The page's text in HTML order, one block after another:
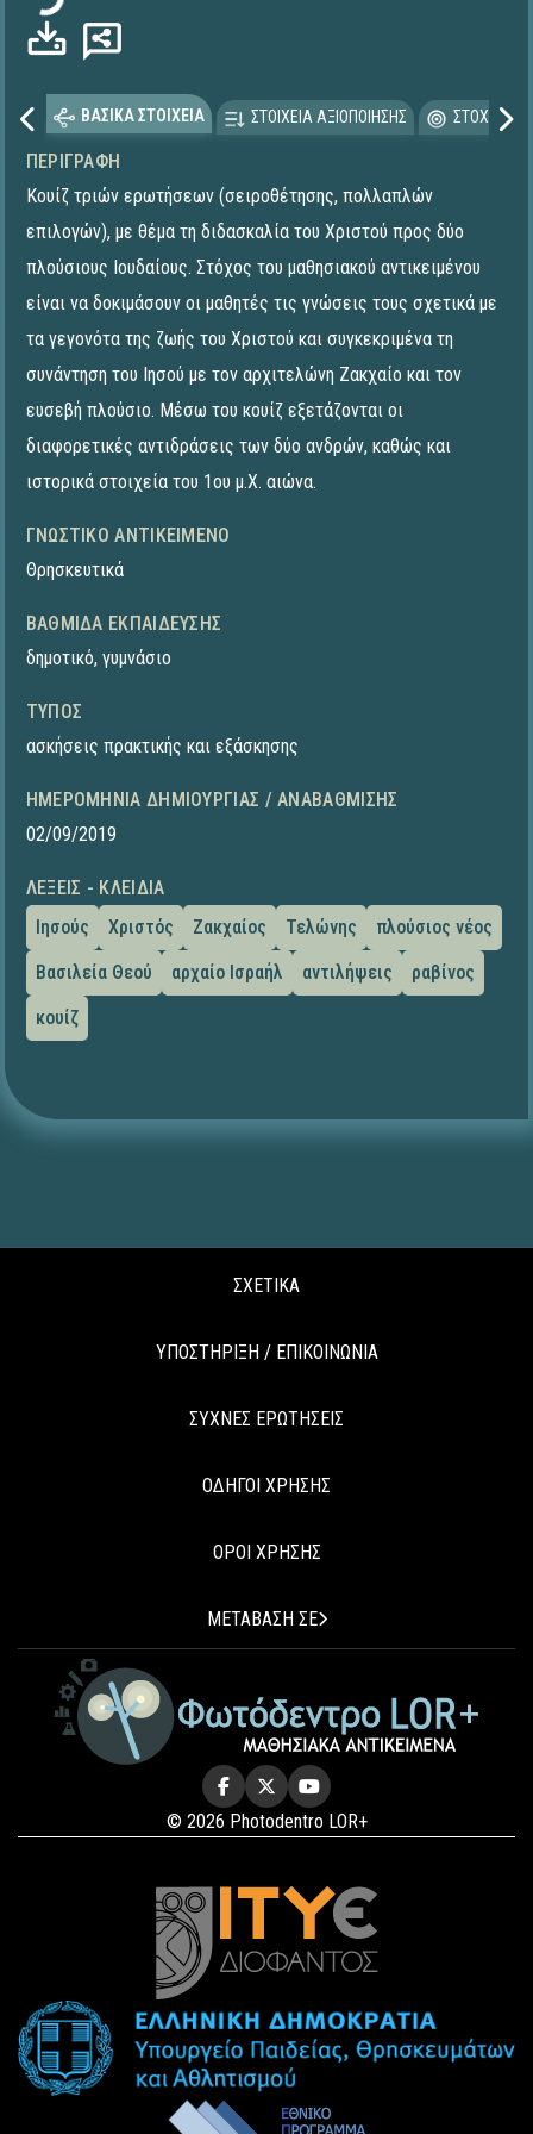
ΒΑΣΙΚΑ ΣΤΟΙΧΕΙΑ ΣΤΟΙΧΕΙΑ ΑΞΙΟΠΟΙΗΣΗΣ
ΠΕΡΙΓΡΑΦΉ
Κουίζ τριών ερωτήσεων (σειροθέτησης, πολλαπλών
επιλογών), με θέμα τη διδασκαλία του Χριστού προς δύο
πλούσιους Ιουδαίους. Στόχος του μαθησιακού αντικειμένου
είναι να δοκιμάσουν οι μαθητές τις γνώσεις τους σχετικά με
τα γεγονότα της ζωής του Χριστού και συγκεκριμένα τη
συνάντηση του Ιησού με τον αρχιτελώνη Ζακχαίο και τον
ευσεβή πλούσιο. Μέσω του κουίζ εξετάζονται οι
διαφορετικές αντιδράσεις των δύο ανδρών, καθώς και
ιστορικά στοιχεία του 1ου μ.Χ. αιώνα.
ΓΝΩΣΤΙΚΌ ΑΝΤΙΚΕΊΜΕΝΟ
Θρησκευτικά
ΒΑΘΜΊΔΑ ΕΚΠΑΊΔΕΥΣΗΣ
δημοτικό, γυμνάσιο
ΤΎΠΟΣ
ασκήσεις πρακτικής και εξάσκησης
ΗΜΕΡΟΜΗΝΊΑ ΔΗΜΙΟΥΡΓΊΑΣ / ΑΝΑΒΆΘΜΙΣΗΣ
02/09/2019
ΛΈΞΕΙΣ - ΚΛΕΙΔΙΆ
Ιησούς
Χριστός Ζακχαίος Τελώνης
πλούσιος νέος
Βασιλεία Θεού
αρχαίο Ισραήλ αντιλήψεις
ραβίνος
κουίζ
ΣΧΕΤΙΚΑ
ΥΠΟΣΤΗΡΙΞΗ / ΕΠΙΚΟΙΝΩΝΙΑ
ΣΥΧΝΕΣ ΕΡΩΤΗΣΕΙΣ
ΟΔΗΓΟΙ ΧΡΗΣΗΣ
ΟΡΟΙ ΧΡΗΣΗΣ
ΜΕΤΑΒΑΣΗ ΣΕ
© 2026 Photodentro LOR+